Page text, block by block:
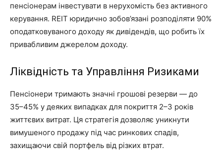
пенсіонерам інвестувати в нерухомість без активного
керування. REIT юридично зобов’язані розподіляти 90%
оподатковуваного доходу як дивідендів, що робить їх
привабливим джерелом доходу.
Ліквідність та Управління Ризиками
Пенсіонери тримають значні грошові резерви — до
35–45% у деяких випадках для покриття 2–3 років
життєвих витрат. Ця стратегія дозволяє уникнути
вимушеного продажу під час ринкових спадів,
захищаючи свій портфель від різких втрат.